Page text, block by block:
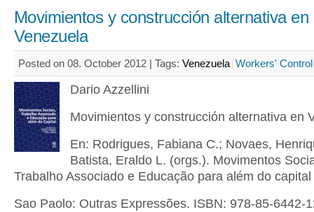
Movimientos y construcción alternativa en
Venezuela
Posted on 08. October 2012 | Tags: Venezuela Workers' Control
Dario Azzellini
Movimientos y construcción alternativa en
En: Rodrigues, Fabiana C.; Novaes,
Batista, Eraldo L. (orgs.). Movimentos
Trabalho Associado e Educação para além do capital
Sao Paolo: Outras Expressões. ISBN: 978-85-6442-